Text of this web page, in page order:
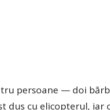
persoane — doi
dus cu elicopterul,